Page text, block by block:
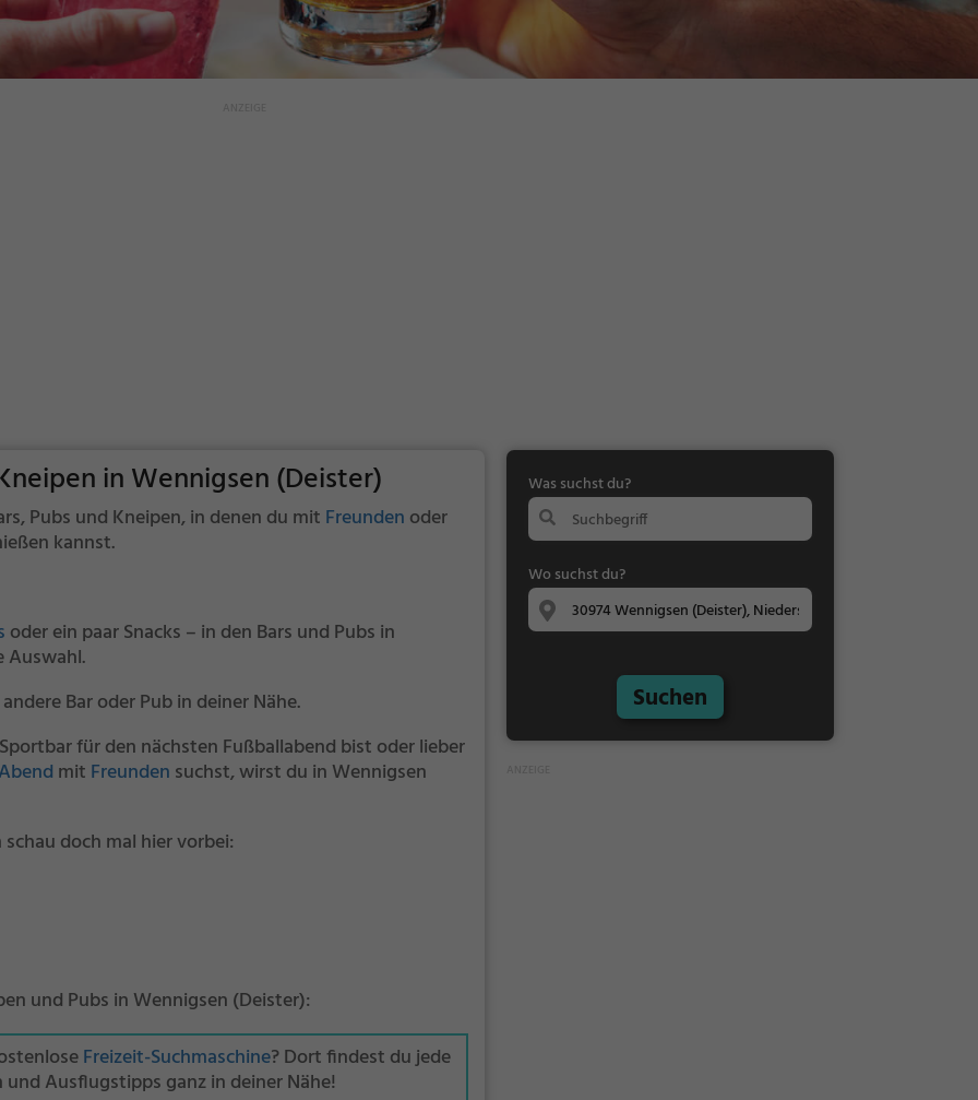
in Wennigsen (Deister)
Pubs und Kneipen, in denen du mit Freunden oder
kannst.
oder ein paar Snacks – in den Bars und Pubs in
Auswahl.
Bar oder Pub in deiner Nähe.
für den nächsten Fußballabend bist oder lieber
mit Freunden suchst, wirst du in Wennigsen
doch mal hier vorbei:
und Pubs in Wennigsen (Deister):
Freizeit-Suchmaschine? Dort findest du jede
Ausflugstipps ganz in deiner Nähe!
Was suchst du?
Wo suchst du?
Suchen